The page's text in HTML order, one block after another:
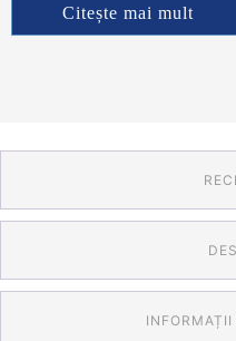
Citește mai mult